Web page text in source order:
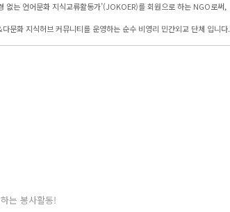
없는 언어문화 지식교류활동가’(JOKOER)를 회원으로 하는 NGO로써,
문화 지식허브 커뮤니티를 운영하는 순수 비영리 민간외교 단체 입니다.
는 봉사활동!